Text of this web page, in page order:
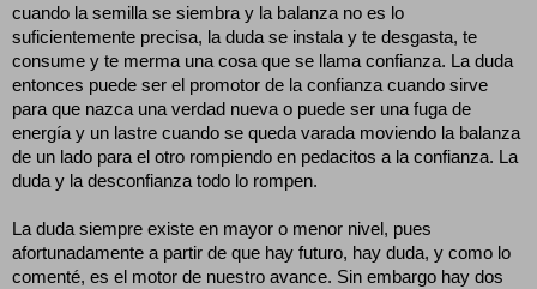
cuando la semilla se siembra y la balanza no es lo
suficientemente precisa, la duda se instala y te desgasta, te
consume y te merma una cosa que se llama confianza. La duda
entonces puede ser el promotor de la confianza cuando sirve
para que nazca una verdad nueva o puede ser una fuga de
energía y un lastre cuando se queda varada moviendo la balanza
de un lado para el otro rompiendo en pedacitos a la confianza. La
duda y la desconfianza todo lo rompen.
La duda siempre existe en mayor o menor nivel, pues
afortunadamente a partir de que hay futuro, hay duda, y como lo
comenté, es el motor de nuestro avance. Sin embargo hay dos